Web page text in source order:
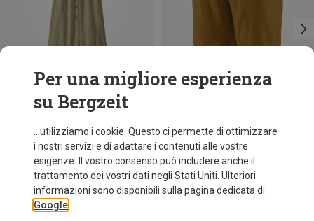
Risparmi 40%
Per una migliore esperienza
su Bergzeit
...utilizziamo i cookie. Questo ci permette di ottimizzare
i nostri servizi e di adattare i contenuti alle vostre
esigenze. Il vostro consenso può includere anche il
trattamento dei vostri dati negli Stati Uniti. Ulteriori
informazioni sono disponibili sulla pagina dedicata di
Google